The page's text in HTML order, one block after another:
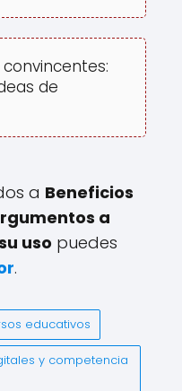
de
a Beneficios
a
uso puedes
.
educativos
y competencia